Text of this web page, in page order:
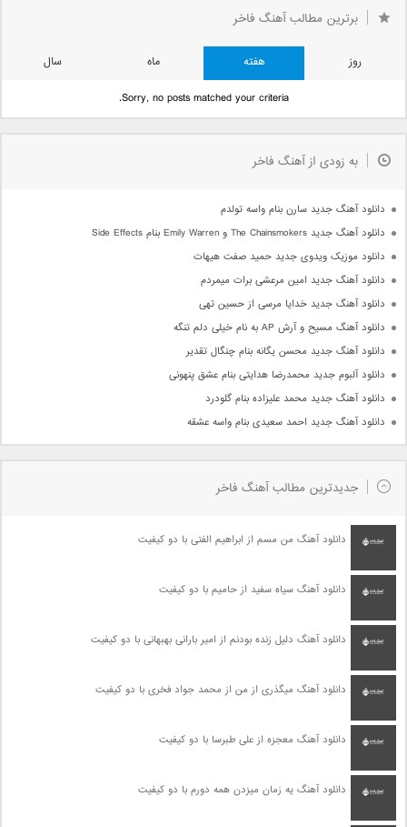
برترین مطالب آهنگ فاخر
روز هفته ماه
سال
Sorry, no posts matched your criteria.
به زودی از آهنگ فاخر
دانلود آهنگ جدید سارن بنام واسه تولدم
دانلود آهنگ جدید The Chainsmokers و Emily Warren بنام Side Effects
دانلود موزیک ویدوی جدید حمید صفت هیهات
دانلود آهنگ جدید امین مرعشی برات میمردم
دانلود آهنگ جدید خدایا مرسی از حسین تهی
دانلود آهنگ مسیح و آرش AP به نام خیلی دلم تنگه
دانلود آهنگ جدید محسن یگانه بنام چنگال تقدیر
دانلود آلبوم جدید محمدرضا هدایتی بنام عشق پنهونی
دانلود آهنگ جدید محمد علیزاده بنام گلودرد
دانلود آهنگ جدید احمد سعیدی بنام واسه عشقه
جدیدترین مطالب آهنگ فاخر
دانلود آهنگ من مسم از ابراهیم الفتی با دو کیفیت
دانلود آهنگ سیاه سفید از حامیم با دو کیفیت
دانلود آهنگ دلیل زنده بودنم از امیر بارانی بهبهانی با دو کیفیت
دانلود آهنگ میگذری از من از محمد جواد فخری با دو کیفیت
دانلود آهنگ معجزه از علی طبرسا با دو کیفیت
دانلود آهنگ یه زمان میزدن همه دورم با دو کیفیت